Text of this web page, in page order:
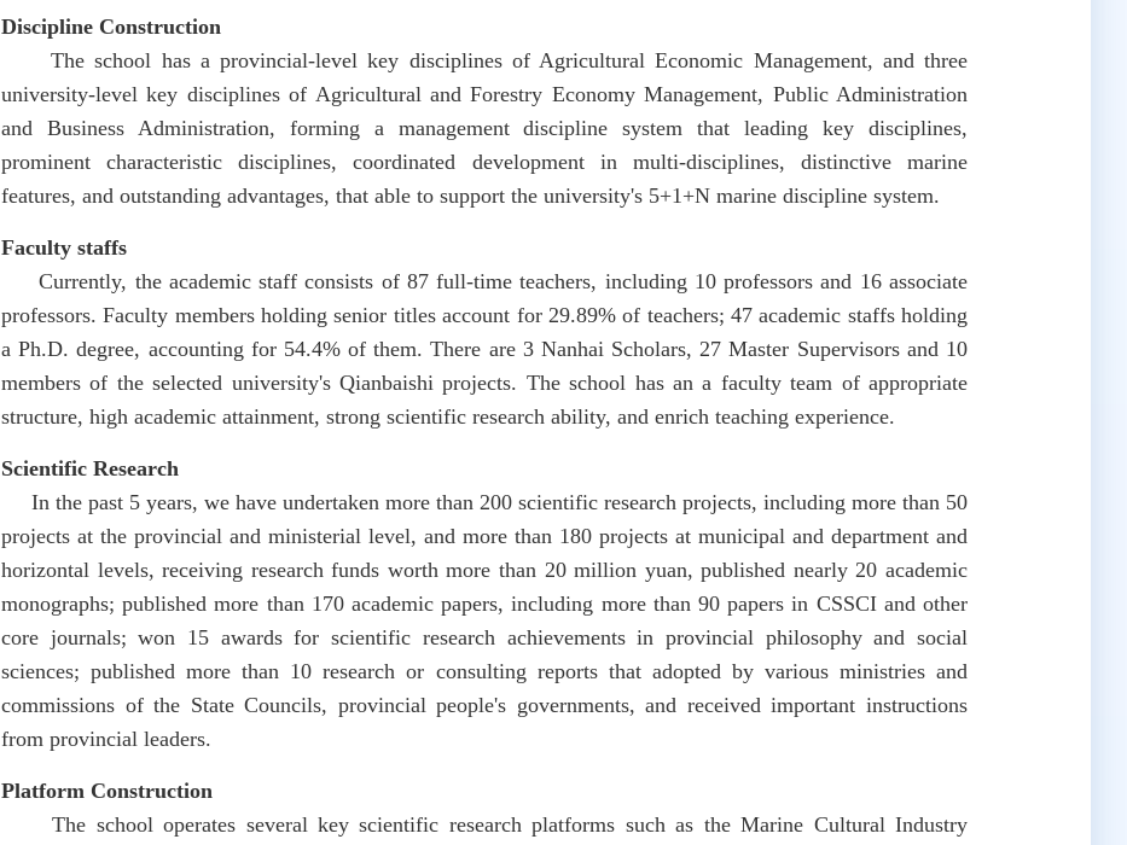
Discipline Construction
The school has a provincial-level key disciplines of Agricultural Economic Management, and three
university-level key disciplines of Agricultural and Forestry Economy Management, Public Administration
and Business Administration, forming a management discipline system that leading key disciplines,
prominent characteristic disciplines, coordinated development in multi-disciplines, distinctive marine
features, and outstanding advantages, that able to support the university's 5+1+N marine discipline system.
Faculty staffs
Currently, the academic staff consists of 87 full-time teachers, including 10 professors and 16 associate
professors. Faculty members holding senior titles account for 29.89% of teachers; 47 academic staffs holding
a Ph.D. degree, accounting for 54.4% of them. There are 3 Nanhai Scholars, 27 Master Supervisors and 10
members of the selected university's Qianbaishi projects. The school has an a faculty team of appropriate
structure, high academic attainment, strong scientific research ability, and enrich teaching experience.
Scientific Research
In the past 5 years, we have undertaken more than 200 scientific research projects, including more than 50
projects at the provincial and ministerial level, and more than 180 projects at municipal and department and
horizontal levels, receiving research funds worth more than 20 million yuan, published nearly 20 academic
monographs; published more than 170 academic papers, including more than 90 papers in CSSCI and other
core journals; won 15 awards for scientific research achievements in provincial philosophy and social
sciences; published more than 10 research or consulting reports that adopted by various ministries and
commissions of the State Councils, provincial people's governments, and received important instructions
from provincial leaders.
Platform Construction
The school operates several key scientific research platforms such as the Marine Cultural Industry